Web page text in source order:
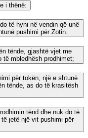
i thënë:
të hyni në vendin që unë
pushimi për Zotin.
tënde, gjashtë vjet me
të mbledhësh prodhimet;
për tokën, një e shtunë
tënde, as do të krasitësh
tënd dhe nuk do të
jetë një vit pushimi për